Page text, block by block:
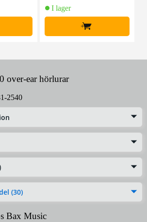
I lager
+
over-ear hörlurar
2540
(30)
Bax Music